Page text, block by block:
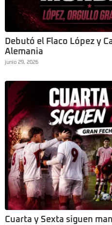
Debutó el Flaco López y
Alemania
junio 29, 2026
Cuarta y Sexta siguen